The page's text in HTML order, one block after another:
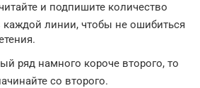
и подпишите количество
каждой линии, чтобы не ошибиться
ряд намного короче второго, то
со второго.